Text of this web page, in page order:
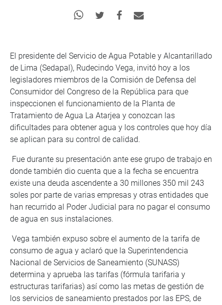
El presidente del Servicio de Agua Potable y Alcantarillado
de Lima (Sedapal), Rudecindo Vega, invitó hoy a los
legisladores miembros de la Comisión de Defensa del
Consumidor del Congreso de la República para que
inspeccionen el funcionamiento de la Planta de
Tratamiento de Agua La Atarjea y conozcan las
dificultades para obtener agua y los controles que hoy día
se aplican para su control de calidad.
Fue durante su presentación ante ese grupo de trabajo en
donde también dio cuenta que a la fecha se encuentra
existe una deuda ascendente a 30 millones 350 mil 243
soles por parte de varias empresas y otras entidades que
han recurrido al Poder Judicial para no pagar el consumo
de agua en sus instalaciones.
Vega también expuso sobre el aumento de la tarifa de
consumo de agua y aclaró que la Superintendencia
Nacional de Servicios de Saneamiento (SUNASS)
determina y aprueba las tarifas (fórmula tarifaria y
estructuras tarifarias) así como las metas de gestión de
los servicios de saneamiento prestados por las EPS, de